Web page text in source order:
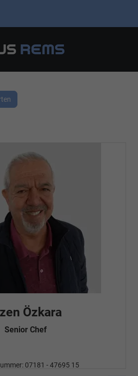
Özkara
Senior Chef
07181 - 47695 15